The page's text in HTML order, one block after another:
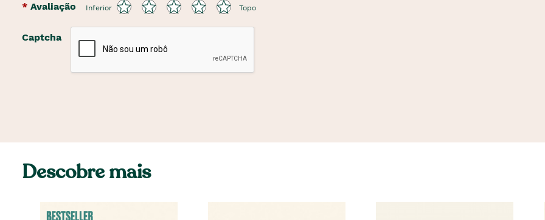
Avaliação Inferior Topo
Captcha
Descobre mais